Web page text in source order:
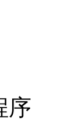
序